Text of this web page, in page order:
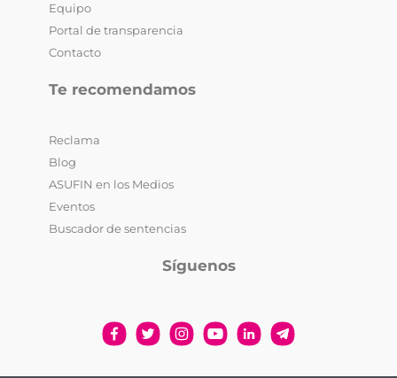
Equipo
Portal de transparencia
Contacto
Te recomendamos
Reclama
Blog
ASUFIN en los Medios
Eventos
Buscador de sentencias
Síguenos